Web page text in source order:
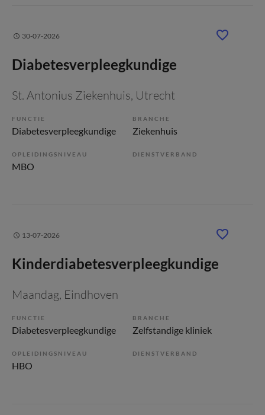
30-07-2026
Diabetesverpleegkundige
St. Antonius Ziekenhuis, Utrecht
FUNCTIE
Diabetesverpleegkundige
BRANCHE
Ziekenhuis
OPLEIDINGSNIVEAU
MBO
DIENSTVERBAND
13-07-2026
Kinderdiabetesverpleegkundige
Maandag, Eindhoven
FUNCTIE
Diabetesverpleegkundige
BRANCHE
Zelfstandige kliniek
OPLEIDINGSNIVEAU
HBO
DIENSTVERBAND